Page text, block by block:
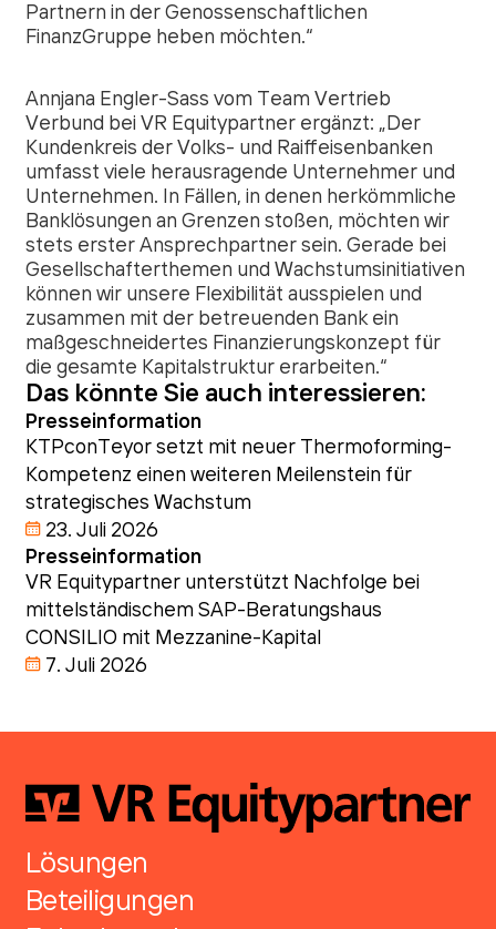
Partnern in der Genossenschaftlichen
FinanzGruppe heben möchten.“
Annjana Engler-Sass vom Team Vertrieb
Verbund bei VR Equitypartner ergänzt: „Der
Kundenkreis der Volks- und Raiffeisenbanken
umfasst viele herausragende Unternehmer und
Unternehmen. In Fällen, in denen herkömmliche
Banklösungen an Grenzen stoßen, möchten wir
stets erster Ansprechpartner sein. Gerade bei
Gesellschafterthemen und Wachstumsinitiativen
können wir unsere Flexibilität ausspielen und
zusammen mit der betreuenden Bank ein
maßgeschneidertes Finanzierungskonzept für
die gesamte Kapitalstruktur erarbeiten.“
Das könnte Sie auch interessieren:
Presseinformation
KTPconTeyor setzt mit neuer Thermoforming-
Kompetenz einen weiteren Meilenstein für
strategisches Wachstum
23. Juli 2026
Presseinformation
VR Equitypartner unterstützt Nachfolge bei
mittelständischem SAP-Beratungshaus
CONSILIO mit Mezzanine-Kapital
7. Juli 2026
Lösungen
Beteiligungen